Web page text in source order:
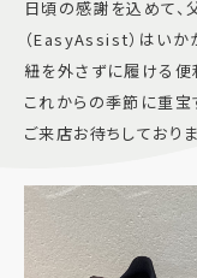
よくあるご質
日頃の感謝を込めて、
（EasyAssist）はいか
紐を外さずに履ける便
これからの季節に重宝
ご来店お待ちしておりま